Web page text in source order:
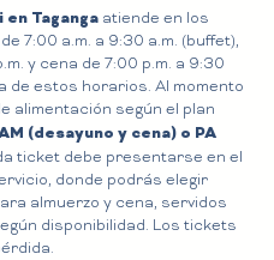
Taganga atiende en los
7:00 a.m. a 9:30 a.m. (buffet),
y cena de 7:00 p.m. a 9:30
de estos horarios. Al momento
alimentación según el plan
(desayuno y cena) o PA
ticket debe presentarse en el
donde podrás elegir
almuerzo y cena, servidos
disponibilidad. Los tickets